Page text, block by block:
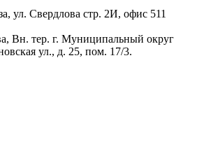
ул. Свердлова стр. 2И, офис 511
Вн. тер. г. Муниципальный округ
ул., д. 25, пом. 17/3.